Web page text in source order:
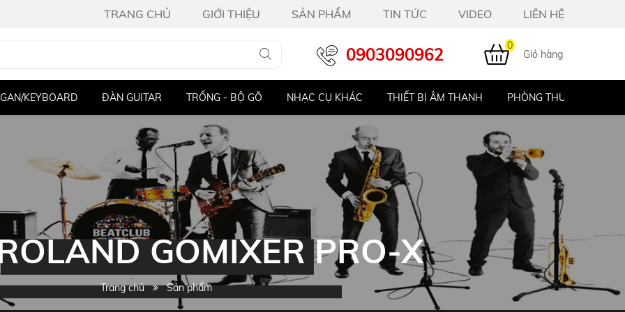
TRANG CHỦ GIỚI THIỆU SẢN PHẨM TIN TỨC VIDEO LIÊN HỆ
0903090962 0
Giỏ hàng
KEYBOARD ĐÀN GUITAR TRỐNG - BỘ GÕ NHẠC CỤ KHÁC THIẾT BỊ ÂM THANH PHÒNG THU STUDIO
GOMIXER PRO-X
Trang chủ Sản phẩm